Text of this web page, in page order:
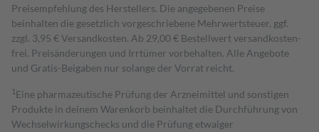
Preisempfehlung des Herstellers. Die angegebenen Preise
beinhalten die gesetzlich vorgeschriebene Mehrwertsteuer, ggf.
zzgl. 3,95 € Versandkosten. Ab 29,00 € Bestell­wert versand­kosten­
frei. Preisänderungen und Irrtümer vorbehalten. Alle Angebote
und Gratis-Beigaben nur solange der Vorrat reicht.
1 Eine pharmazeutische Prüfung der Arzneimittel und sonstigen
Produkte in deinem Warenkorb beinhaltet die Durchführung von
Wechselwirkungschecks und die Prüfung etwaiger